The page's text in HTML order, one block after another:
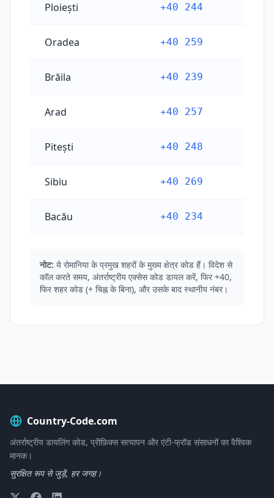
Ploiești +40 244
Oradea +40 259
Brăila +40 239
Arad +40 257
Pitești +40 248
Sibiu +40 269
Bacău +40 234
नोट: ये रोमानिया के प्रमुख शहरों के मुख्य क्षेत्र कोड हैं। विदेश से
कॉल करते समय, अंतर्राष्ट्रीय एक्सेस कोड डायल करें, फिर +40,
फिर शहर कोड (+ चिह्न के बिना), और उसके बाद स्थानीय नंबर।
Country-Code.com
अंतर्राष्ट्रीय डायलिंग कोड, प्रीफ़िक्स सत्यापन और एंटी-फ्रॉड संसाधनों का वैश्विक
मानक।
सुरक्षित रूप से जुड़ें, हर जगह।